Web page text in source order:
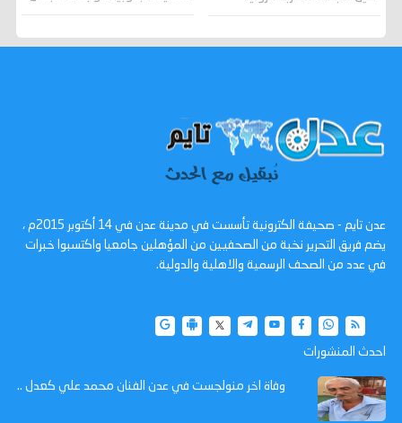
عدن تايم - صحيفة الكترونية تأسست في مدينة عدن في 14 أكتوبر 2015م ،
يضم فريق التحرير نخبة من الصحفيين من المؤهلين جامعيا واكتسبوا خبرات
في عدد من الصحف الرسمية والاهلية والدولية.
احدث المنشورات
وفاة اخر منولجست في عدن الفنان محمد علي كعدل ..